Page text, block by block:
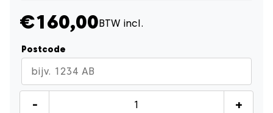
€160,00BTW incl.
Postcode
- +